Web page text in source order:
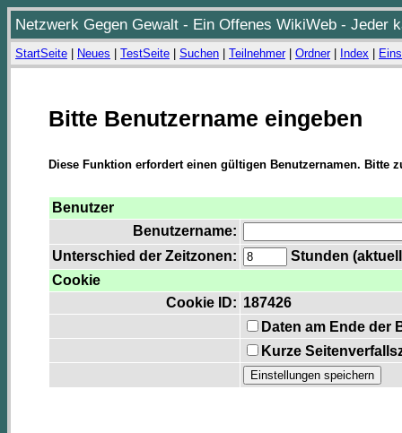
Netzwerk Gegen Gewalt - Ein Offenes WikiWeb - Jeder
StartSeite Neues TestSeite Suchen Teilnehmer| Ordner| Index
Bitte Benutzername eingeben
Diese Funktion erfordert einen gültigen Benutzernamen. Bitte
Benutzer
Benutzername:
Unterschied der Zeitzonen:
Stunden
Cookie
Cookie ID: 187426
Daten am Ende der
Kurze